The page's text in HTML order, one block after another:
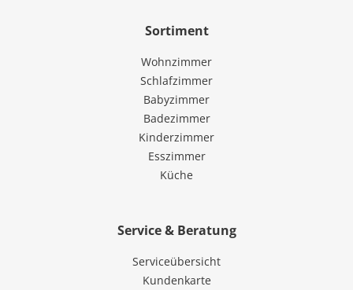
Sortiment
Wohnzimmer
Schlafzimmer
Babyzimmer
Badezimmer
Kinderzimmer
Esszimmer
Küche
Service & Beratung
Serviceübersicht
Kundenkarte